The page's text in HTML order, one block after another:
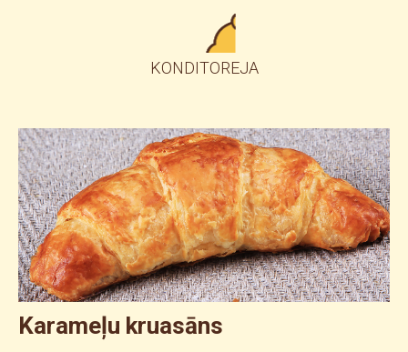
KONDITOREJA
Karameļu kruasāns